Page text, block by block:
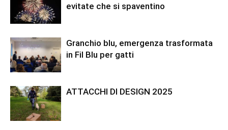
evitate che si spaventino
Granchio blu, emergenza trasformata
in Fil Blu per gatti
ATTACCHI DI DESIGN 2025